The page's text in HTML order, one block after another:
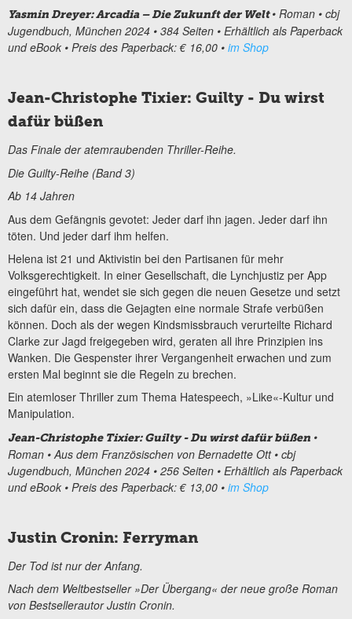
Yasmin Dreyer: Arcadia – Die Zukunft der Welt• Roman • cbj
Jugendbuch, München 2024 • 384 Seiten • Erhältlich als Paperback
und eBook • Preis des Paperback: € 16,00 • im Shop
Jean-Christophe Tixier: Guilty - Du wirst
dafür büßen
Das Finale der atemraubenden Thriller-Reihe.
Die Guilty-Reihe (Band 3)
Ab 14 Jahren
Aus dem Gefängnis gevotet: Jeder darf ihn jagen. Jeder darf ihn
töten. Und jeder darf ihm helfen.
Helena ist 21 und Aktivistin bei den Partisanen für mehr
Volksgerechtigkeit. In einer Gesellschaft, die Lynchjustiz per App
eingeführt hat, wendet sie sich gegen die neuen Gesetze und setzt
sich dafür ein, dass die Gejagten eine normale Strafe verbüßen
können. Doch als der wegen Kindsmissbrauch verurteilte Richard
Clarke zur Jagd freigegeben wird, geraten all ihre Prinzipien ins
Wanken. Die Gespenster ihrer Vergangenheit erwachen und zum
ersten Mal beginnt sie die Regeln zu brechen.
Ein atemloser Thriller zum Thema Hatespeech, »Like«-Kultur und
Manipulation.
Jean-Christophe Tixier: Guilty - Du wirst dafür büßen •
Roman • Aus dem Französischen von Bernadette Ott • cbj
Jugendbuch, München 2024 • 256 Seiten • Erhältlich als Paperback
und eBook • Preis des Paperback: € 13,00 • im Shop
Justin Cronin: Ferryman
Der Tod ist nur der Anfang.
Nach dem Weltbestseller »Der Übergang« der neue große Roman
von Bestsellerautor Justin Cronin.